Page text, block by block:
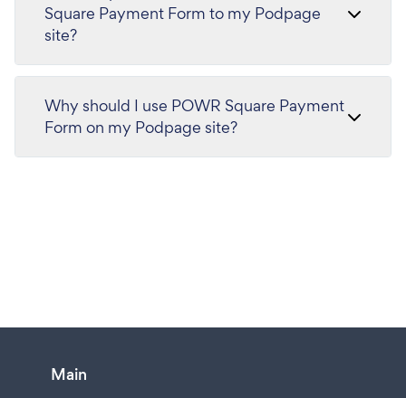
Square Payment Form to my Podpage
site?
Why should I use POWR Square Payment
Form on my Podpage site?
Main